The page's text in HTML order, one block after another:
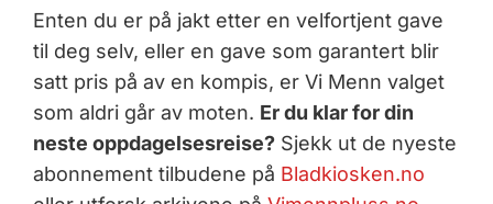
Enten du er på jakt etter en velfortjent gave
til deg selv, eller en gave som garantert blir
satt pris på av en kompis, er Vi Menn valget
som aldri går av moten. Er du klar for din
neste oppdagelsesreise?Sjekk ut de nyeste
abonnement tilbudene på Bladkiosken.no